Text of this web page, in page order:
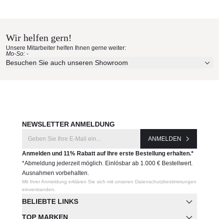
Porada
Erleben Sie unsere Stoffe und Materialien ganz in Ruhe in
Ihren eigenen vier Wänden.
Aktuelle Originalstoffe des Herstellers
Wir helfen gern!
Unsere Mitarbeiter helfen Ihnen gerne weiter:
Mo-So: -
Besuchen Sie auch unseren Showroom
BELIEBTE LINKS
TOP MARKEN
NEWSLETTER ANMELDUNG
ANMELDEN
Anmelden und 11% Rabatt auf Ihre erste Bestellung erhalten.*
*Abmeldung jederzeit möglich. Einlösbar ab 1.000 € Bestellwert.
Ausnahmen vorbehalten.
Mit Ihrer Anmeldung erklären Sie sich mit unseren Datenschutzbestimmungen
einverstanden.